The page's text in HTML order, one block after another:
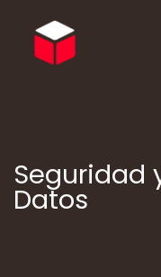
Seguridad
Datos